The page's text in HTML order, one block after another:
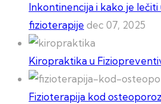
Inkontinencija i kako je
fizioterapije dec 07, 2025
Kiropraktika u
Fizioterapija kod